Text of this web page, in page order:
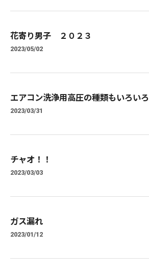
花寄り男子 ２０２３
2023/05/02
エアコン洗浄用高圧の種類もいろいろ
2023/03/31
チャオ！！
2023/03/03
ガス漏れ
2023/01/12